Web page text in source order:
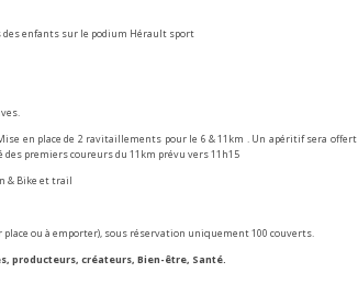
des enfants sur le podium Hérault sport
en place de 2 ravitaillements pour le 6 & 11km . Un apéritif sera
premiers coureurs du 11km prévu vers 11h15
& Bike et trail
ou à emporter), sous réservation uniquement 100 couverts.
producteurs, créateurs, Bien-être, Santé.